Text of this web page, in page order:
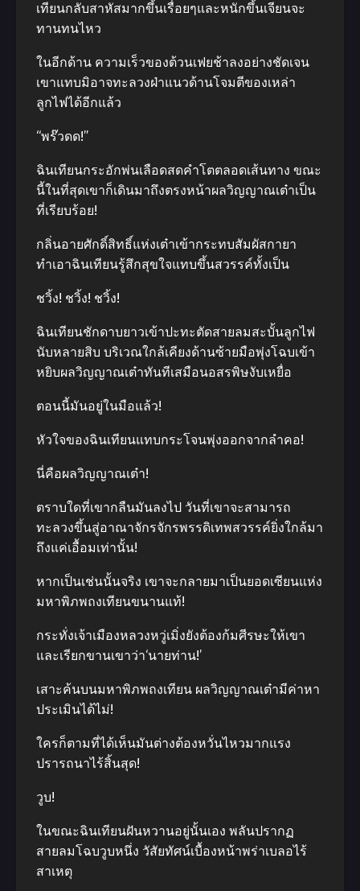
เทียนกลับสาหัสมากขึ้นเรื่อยๆและหนักขึ้นเจียนจะ
ทานทนไหว
ในอีกด้าน ความเร็วของต้วนเฟยช้าลงอย่างชัดเจน
เขาแทบมิอาจทะลวงฝ่าแนวด้านโจมตีของเหล่า
ลูกไฟได้อีกแล้ว
“พร๊วดด!”
ฉินเทียนกระอักพ่นเลือดสดคำโตตลอดเส้นทาง ขณะ
นี้ในที่สุดเขาก็เดินมาถึงตรงหน้าผลวิญญาณเต๋าเป็น
ที่เรียบร้อย!
กลิ่นอายศักดิ์สิทธิ์แห่งเต๋าเข้ากระทบสัมผัสกายา
ทำเอาฉินเทียนรู้สึกสุขใจแทบขึ้นสวรรค์ทั้งเป็น
ชวิ้ง! ชวิ้ง! ชวิ้ง!
ฉินเทียนชักดาบยาวเข้าปะทะตัดสายลมสะบั้นลูกไฟ
นับหลายสิบ บริเวณใกล้เคียงด้านซ้ายมือพุ่งโฉบเข้า
หยิบผลวิญญาณเต๋าทันทีเสมือนอสรพิษงับเหยื่อ
ตอนนี้มันอยู่ในมือแล้ว!
หัวใจของฉินเทียนแทบกระโจนพุ่งออกจากลำคอ!
นี่คือผลวิญญาณเต๋า!
ตราบใดที่เขากลืนมันลงไป วันที่เขาจะสามารถ
ทะลวงขึ้นสู่อาณาจักรจักรพรรดิเทพสวรรค์ยิ่งใกล้มา
ถึงแค่เอื้อมเท่านั้น!
หากเป็นเช่นนั้นจริง เขาจะกลายมาเป็นยอดเซียนแห่ง
มหาพิภพถงเทียนขนานแท้!
กระทั่งเจ้าเมืองหลวงหวู่เมิ่งยังต้องก้มศีรษะให้เขา
และเรียกขานเขาว่า‘นายท่าน!’
เสาะค้นบนมหาพิภพถงเทียน ผลวิญญาณเต๋ามีค่าหา
ประเมินได้ไม่!
ใครก็ตามที่ได้เห็นมันต่างต้องหวั่นไหวมากแรง
ปรารถนาไร้สิ้นสุด!
วูบ!
ในขณะฉินเทียนฝันหวานอยู่นั้นเอง พลันปรากฏ
สายลมโฉบวูบหนึ่ง วัสัยทัศน์เบื้องหน้าพร่าเบลอไร้
สาเหตุ